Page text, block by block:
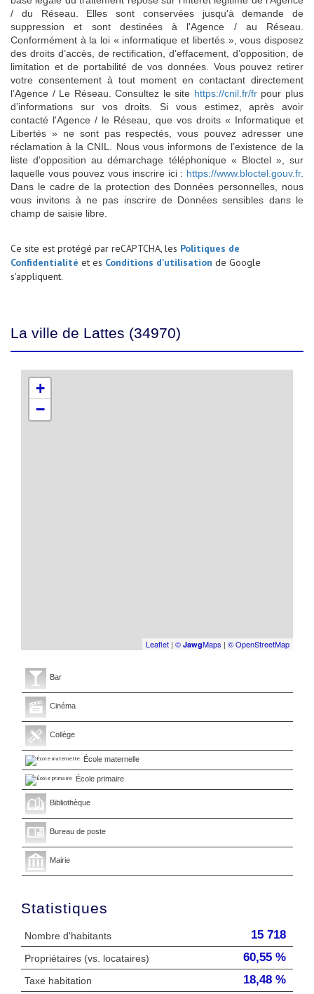
/ du Réseau. Elles sont conservées jusqu'à demande de
suppression et sont destinées à l'Agence / au Réseau.
Conformément à la loi « informatique et libertés », vous disposez
des droits d’accès, de rectification, d’effacement, d’opposition, de
limitation et de portabilité de vos données. Vous pouvez retirer
votre consentement à tout moment en contactant directement
l’Agence / Le Réseau. Consultez le site https://cnil.fr/frpour plus
d’informations sur vos droits. Si vous estimez, après avoir
contacté l'Agence / le Réseau, que vos droits « Informatique et
Libertés » ne sont pas respectés, vous pouvez adresser une
réclamation à la CNIL. Nous vous informons de l’existence de la
liste d'opposition au démarchage téléphonique « Bloctel », sur
laquelle vous pouvez vous inscrire ici : https://www.bloctel.gouv.fr.
Dans le cadre de la protection des Données personnelles, nous
vous invitons à ne pas inscrire de Données sensibles dans le
champ de saisie libre.
Ce site est protégé par reCAPTCHA, les Politiques de
Confidentialité et es Conditions d'utilisation de Google
s'appliquent.
La ville de Lattes (34970)
+
−
Leaflet | © JawgMaps | © OpenStreetMap
Bar
Cinéma
Collège
École maternelle
École primaire
Bibliothèque
Bureau de poste
Mairie
Statistiques
Nombre d'habitants 15 718
Propriétaires (vs. locataires) 60,55 %
Taxe habitation 18,48 %